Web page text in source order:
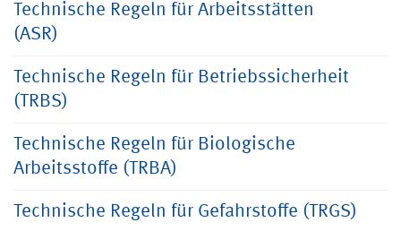
Technische Regeln für Arbeitsstätten
(ASR)
Technische Regeln für Betriebssicherheit
(TRBS)
Technische Regeln für Biologische
Arbeitsstoffe (TRBA)
Technische Regeln für Gefahrstoffe (TRGS)